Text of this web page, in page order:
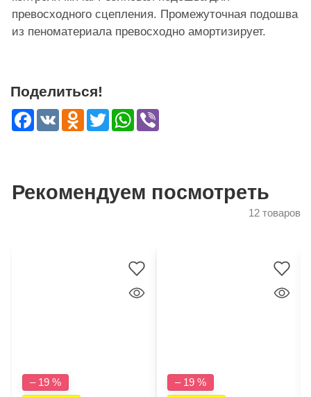
превосходного сцепления. Промежуточная подошва
из пеноматериала превосходно амортизирует.
Поделиться!
Facebook
VK Odnoklassniki
TwitterWhatsApp
Рекомендуем посмотреть
12 товаров
– 19 %
– 19 %